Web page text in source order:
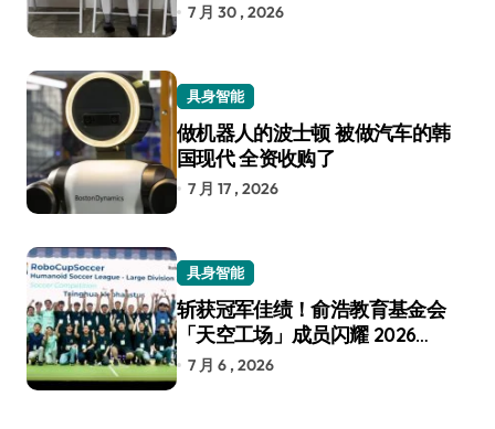
7 月 30 , 2026
具身智能
做机器人的波士顿 被做汽车的韩
国现代 全资收购了
7 月 17 , 2026
具身智能
斩获冠军佳绩！俞浩教育基金会
「天空工场」成员闪耀 2026
RoboCup 机器人世界杯
7 月 6 , 2026